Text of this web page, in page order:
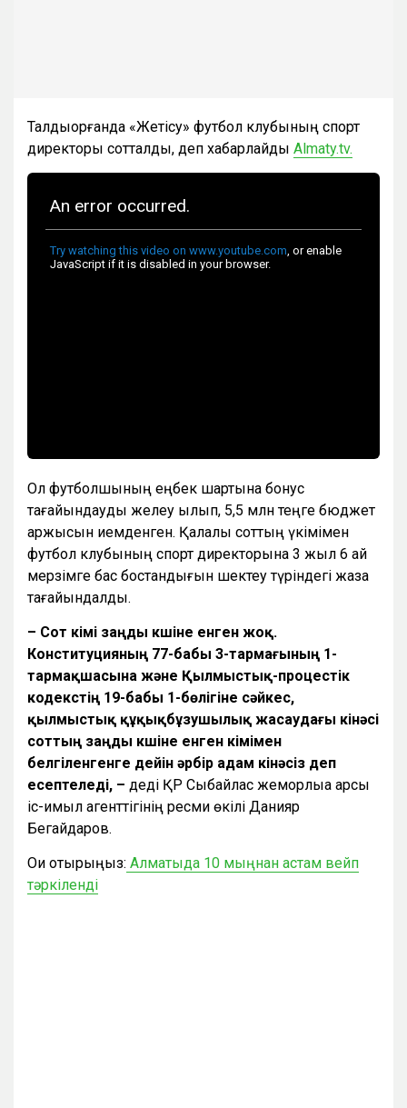
Талдықорғанда «Жетісу» футбол клубының спорт
директоры сотталды, деп хабарлайды Almaty.tv.
Ол футболшының еңбек шартына бонус
тағайындауды желеу қылып, 5,5 млн теңге бюджет
қаржысын иемденген. Қалалық соттың үкімімен
футбол клубының спорт директорына 3 жыл 6 ай
мерзімге бас бостандығын шектеу түріндегі жаза
тағайындалды.
– Сот үкімі заңды күшіне енген жоқ.
Конституцияның 77-бабы 3-тармағының 1-
тармақшасына және Қылмыстық-процестік
кодекстің 19-бабы 1-бөлігіне сәйкес,
қылмыстық құқықбұзушылық жасаудағы кінәсі
соттың заңды күшіне енген үкімімен
белгіленгенге дейін әрбір адам кінәсіз деп
есептеледі, – деді ҚР Сыбайлас жемқорлыққа қарсы
іс-қимыл агенттігінің ресми өкілі Данияр
Бегайдаров.
Оқи отырыңыз: Алматыда 10 мыңнан астам вейп
тәркіленді